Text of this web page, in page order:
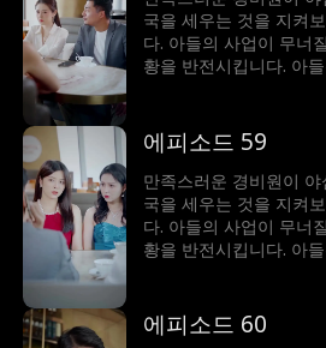
국을 세우는 것을 지켜
다. 아들의 사업이 무너
황을 반전시킵니다. 아
에피소드 59
만족스러운 경비원이
국을 세우는 것을 지켜
다. 아들의 사업이 무너
황을 반전시킵니다. 아
에피소드 60